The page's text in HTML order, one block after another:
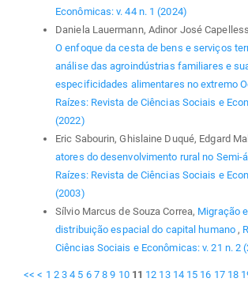
Econômicas: v. 44 n. 1 (2024)
Daniela Lauermann, Adinor José
O enfoque da cesta de bens e serviços
análise das agroindústrias familiares e
especificidades alimentares no extremo
Raízes: Revista de Ciências Sociais e
(2022)
Eric Sabourin, Ghislaine Duqué, Edgard
atores do desenvolvimento rural no Semi-
Raízes: Revista de Ciências Sociais e
(2003)
Sílvio Marcus de Souza Correa, Migração
distribuição espacial do capital humano ,
Ciências Sociais e Econômicas: v. 21 n. 2
<< < 1 2 3 4 5 6 7 8 9 10 11 12 13 14 15 16 17 18